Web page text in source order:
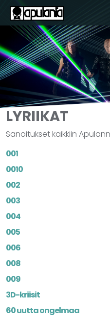
LYRIIKAT
Sanoitukset kaikkiin
001
0010
002
003
004
005
006
008
009
3D-kriisit
60 uutta ongelmaa